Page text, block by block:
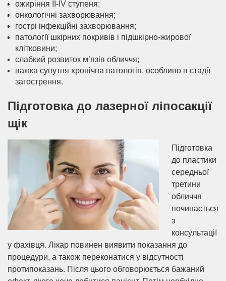
ожиріння II-IV ступеня;
онкологічні захворювання;
гострі інфекційні захворювання;
патології шкірних покривів і підшкірно-жирової
клітковини;
слабкий розвиток м’язів обличчя;
важка супутня хронічна патологія, особливо в cтадії
загострення.
Підготовка до лазерної ліпосакції
щік
Підготовка
до пластики
середньої
третини
обличчя
починається
з
консультації
у фахівця. Лікар повинен виявити показання до
процедури, а також переконатися у відсутності
протипоказань. Після цього обговорюється бажаний